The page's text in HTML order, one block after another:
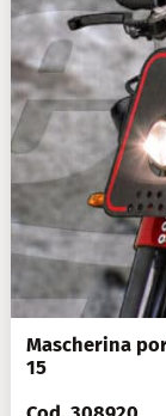
Mascherina
15